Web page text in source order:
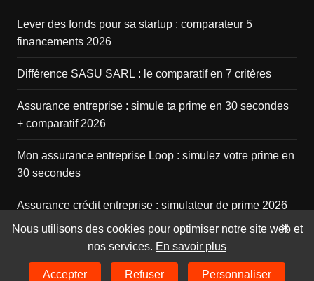
Lever des fonds pour sa startup : comparateur 5
financements 2026
Différence SASU SARL : le comparatif en 7 critères
Assurance entreprise : simule ta prime en 30 secondes
+ comparatif 2026
Mon assurance entreprise Loop : simulez votre prime en
30 secondes
Assurance crédit entreprise : simulateur de prime 2026
© 2026Aginius
×
Nous utilisons des cookies pour optimiser notre site web et
nos services. En savoir plus
Accepter Refuser Personnaliser